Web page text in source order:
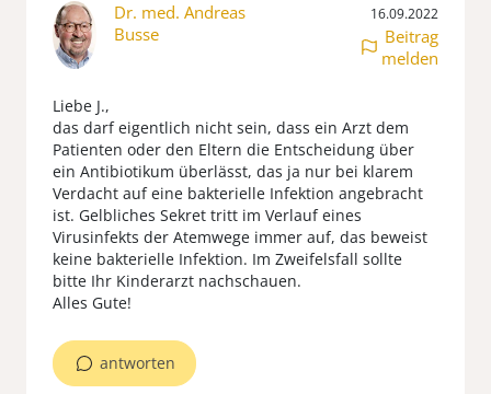
Dr. med. Andreas
Busse
16.09.2022
Beitrag
melden
Liebe J.,
das darf eigentlich nicht sein, dass ein Arzt dem
Patienten oder den Eltern die Entscheidung über
ein Antibiotikum überlässt, das ja nur bei klarem
Verdacht auf eine bakterielle Infektion angebracht
ist. Gelbliches Sekret tritt im Verlauf eines
Virusinfekts der Atemwege immer auf, das beweist
keine bakterielle Infektion. Im Zweifelsfall sollte
bitte Ihr Kinderarzt nachschauen.
Alles Gute!
antworten